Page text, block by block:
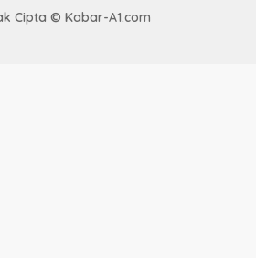
Cipta © Kabar-A1.com